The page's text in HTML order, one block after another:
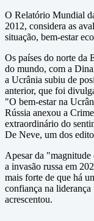
O Relatório Mundial
2012, considera as
situação, bem-estar
Os países do norte da
do mundo, com a
a Ucrânia subiu de
anterior, que foi
"O bem-estar na
Rússia anexou a
extraordinário do
De Neve, um dos
Apesar da
a invasão russa em
mais forte de que há
confiança na
acrescentou.